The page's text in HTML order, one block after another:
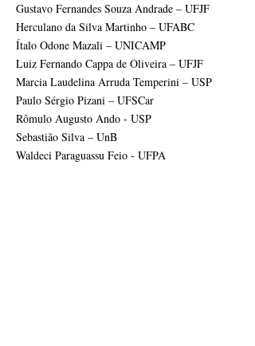
Gustavo Fernandes Souza Andrade – UFJF
Herculano da Silva Martinho – UFABC
Ítalo Odone Mazali – UNICAMP
Luiz Fernando Cappa de Oliveira – UFJF
Marcia Laudelina Arruda Temperini – USP
Paulo Sérgio Pizani – UFSCar
Rômulo Augusto Ando - USP
Sebastião Silva – UnB
Waldeci Paraguassu Feio - UFPA